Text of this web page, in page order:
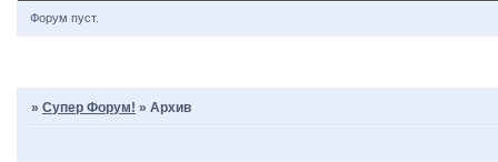
Форум пуст.
»Супер Форум! »Архив